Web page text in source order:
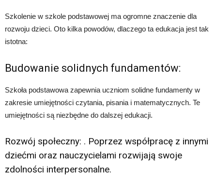
Szkolenie w szkole podstawowej ma ogromne znaczenie dla
rozwoju dzieci. Oto kilka powodów, dlaczego ta edukacja jest tak
istotna:
Budowanie solidnych fundamentów:
Szkoła podstawowa zapewnia uczniom solidne fundamenty w
zakresie umiejętności czytania, pisania i matematycznych. Te
umiejętności są niezbędne do dalszej edukacji.
Rozwój społeczny: . Poprzez współpracę z innymi
dziećmi oraz nauczycielami rozwijają swoje
zdolności interpersonalne.